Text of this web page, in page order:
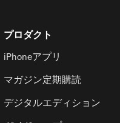
プロダクト
iPhoneアプリ
マガジン定期購読
デジタルエディション